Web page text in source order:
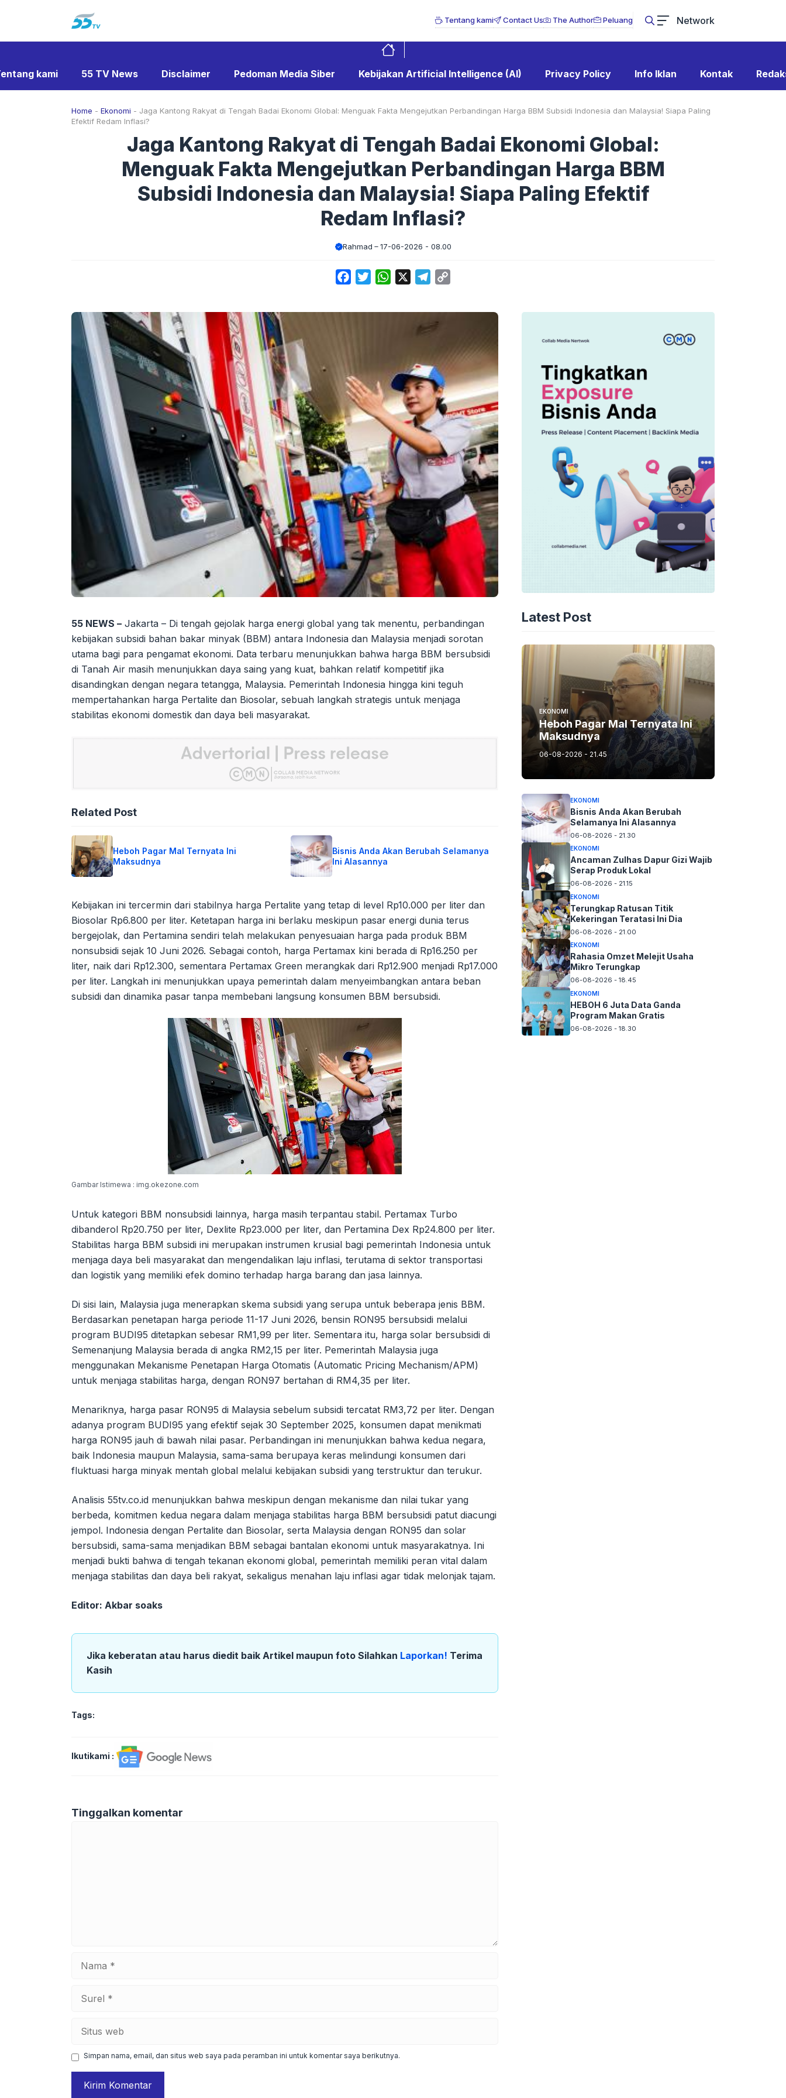
Tentang kami Contact Us The Author Peluang Network
kami 55 TV News Disclaimer Pedoman Media Siber Kebijakan Artificial Intelligence (AI) Privacy Policy Info Iklan Kontak
Home - Ekonomi - Jaga Kantong Rakyat di Tengah Badai Ekonomi Global: Menguak Fakta Mengejutkan Perbandingan Harga BBM Subsidi Indonesia dan Malaysia! Siapa Paling
Efektif Redam Inflasi?
Jaga Kantong Rakyat di Tengah Badai Ekonomi Global:
Menguak Fakta Mengejutkan Perbandingan Harga BBM
Subsidi Indonesia dan Malaysia! Siapa Paling Efektif
Redam Inflasi?
Rahmad 17-06-2026 - 08.00
FacebookTwitterWhatsApp Telegram
55 NEWS – Jakarta – Di tengah gejolak harga energi global yang tak menentu, perbandingan
kebijakan subsidi bahan bakar minyak (BBM) antara Indonesia dan Malaysia menjadi sorotan
utama bagi para pengamat ekonomi. Data terbaru menunjukkan bahwa harga BBM bersubsidi
di Tanah Air masih menunjukkan daya saing yang kuat, bahkan relatif kompetitif jika
disandingkan dengan negara tetangga, Malaysia. Pemerintah Indonesia hingga kini teguh
mempertahankan harga Pertalite dan Biosolar, sebuah langkah strategis untuk menjaga
stabilitas ekonomi domestik dan daya beli masyarakat.
Related Post
Heboh Pagar Mal Ternyata Ini
Maksudnya
Bisnis Anda Akan Berubah Selamanya
Ini Alasannya
Kebijakan ini tercermin dari stabilnya harga Pertalite yang tetap di level Rp10.000 per liter dan
Biosolar Rp6.800 per liter. Ketetapan harga ini berlaku meskipun pasar energi dunia terus
bergejolak, dan Pertamina sendiri telah melakukan penyesuaian harga pada produk BBM
nonsubsidi sejak 10 Juni 2026. Sebagai contoh, harga Pertamax kini berada di Rp16.250 per
liter, naik dari Rp12.300, sementara Pertamax Green merangkak dari Rp12.900 menjadi Rp17.000
per liter. Langkah ini menunjukkan upaya pemerintah dalam menyeimbangkan antara beban
subsidi dan dinamika pasar tanpa membebani langsung konsumen BBM bersubsidi.
Gambar Istimewa : img.okezone.com
Untuk kategori BBM nonsubsidi lainnya, harga masih terpantau stabil. Pertamax Turbo
dibanderol Rp20.750 per liter, Dexlite Rp23.000 per liter, dan Pertamina Dex Rp24.800 per liter.
Stabilitas harga BBM subsidi ini merupakan instrumen krusial bagi pemerintah Indonesia untuk
menjaga daya beli masyarakat dan mengendalikan laju inflasi, terutama di sektor transportasi
dan logistik yang memiliki efek domino terhadap harga barang dan jasa lainnya.
Di sisi lain, Malaysia juga menerapkan skema subsidi yang serupa untuk beberapa jenis BBM.
Berdasarkan penetapan harga periode 11-17 Juni 2026, bensin RON95 bersubsidi melalui
program BUDI95 ditetapkan sebesar RM1,99 per liter. Sementara itu, harga solar bersubsidi di
Semenanjung Malaysia berada di angka RM2,15 per liter. Pemerintah Malaysia juga
menggunakan Mekanisme Penetapan Harga Otomatis (Automatic Pricing Mechanism/APM)
untuk menjaga stabilitas harga, dengan RON97 bertahan di RM4,35 per liter.
Menariknya, harga pasar RON95 di Malaysia sebelum subsidi tercatat RM3,72 per liter. Dengan
adanya program BUDI95 yang efektif sejak 30 September 2025, konsumen dapat menikmati
harga RON95 jauh di bawah nilai pasar. Perbandingan ini menunjukkan bahwa kedua negara,
baik Indonesia maupun Malaysia, sama-sama berupaya keras melindungi konsumen dari
fluktuasi harga minyak mentah global melalui kebijakan subsidi yang terstruktur dan terukur.
Analisis 55tv.co.id menunjukkan bahwa meskipun dengan mekanisme dan nilai tukar yang
berbeda, komitmen kedua negara dalam menjaga stabilitas harga BBM bersubsidi patut diacungi
jempol. Indonesia dengan Pertalite dan Biosolar, serta Malaysia dengan RON95 dan solar
bersubsidi, sama-sama menjadikan BBM sebagai bantalan ekonomi untuk masyarakatnya. Ini
menjadi bukti bahwa di tengah tekanan ekonomi global, pemerintah memiliki peran vital dalam
menjaga stabilitas dan daya beli rakyat, sekaligus menahan laju inflasi agar tidak melonjak tajam.
Editor: Akbar soaks
Jika keberatan atau harus diedit baik Artikel maupun foto Silahkan Laporkan! Terima
Kasih
Tags:
Ikutikami :
Tinggalkan komentar
web
Simpan nama, email, dan situs web saya pada peramban ini untuk komentar saya berikutnya.
Latest Post
EKONOMI
Heboh Pagar Mal Ternyata Ini
Maksudnya
06-08-2026 - 21.45
EKONOMI
Bisnis Anda Akan Berubah
Selamanya Ini Alasannya
06-08-2026 - 21.30
EKONOMI
Ancaman Zulhas Dapur Gizi Wajib
Serap Produk Lokal
06-08-2026 - 21.15
EKONOMI
Terungkap Ratusan Titik
Kekeringan Teratasi Ini Dia
06-08-2026 - 21.00
EKONOMI
Rahasia Omzet Melejit Usaha
Mikro Terungkap
06-08-2026 - 18.45
EKONOMI
HEBOH 6 Juta Data Ganda
Program Makan Gratis
06-08-2026 - 18.30